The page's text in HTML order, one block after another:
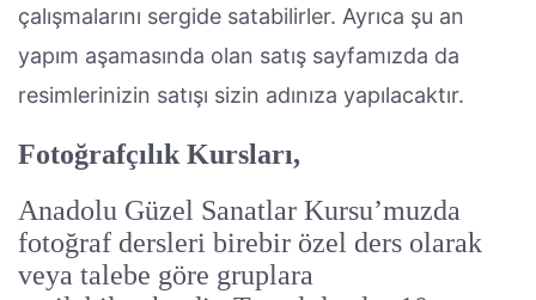
çalışmalarını sergide satabilirler. Ayrıca şu an
yapım aşamasında olan satış sayfamızda da
resimlerinizin satışı sizin adınıza yapılacaktır.
Fotoğrafçılık Kursları,
Anadolu Güzel Sanatlar Kursu’muzda
fotoğraf dersleri birebir özel ders olarak
veya talebe göre gruplara